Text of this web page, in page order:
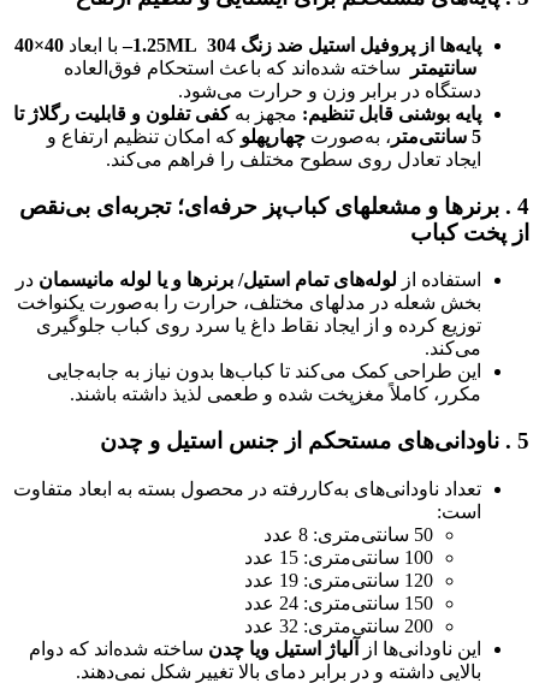
پایه‌ها از پروفیل استیل ضد زنگ 304 با ابعاد 40×40
سانتیمتر
ساخته شده‌اند که باعث استحکام فوق‌العاده
دستگاه در برابر وزن و حرارت می‌شود.
پایه بوشنی قابل تنظیم: مجهز بهکفی تفلون و قابلیت رگلاژ تا
5 سانتی‌متر
، به‌صورت چهارپهلو که امکان تنظیم ارتفاع و
ایجاد تعادل روی سطوح مختلف را فراهم می‌کند.
4
. برنرها و مشعلهای کباب‌پز حرفه‌ای؛ تجربه‌ای بی‌نقص
از پخت کباب
استفاده از لوله‌های تمام استیل/ برنرها و یا لوله مانیسمان در
بخش شعله در مدلهای مختلف، حرارت را به‌صورت یکنواخت
توزیع کرده و از ایجاد نقاط داغ یا سرد روی کباب جلوگیری
می‌کند.
این طراحی کمک می‌کند تا کباب‌ها بدون نیاز به جابه‌جایی
مکرر، کاملاً مغزپخت شده و طعمی لذیذ داشته باشند.
5
. ناودانی‌های مستحکم از جنس استیل و چدن
تعداد ناودانی‌های به‌کاررفته در محصول بسته به ابعاد متفاوت
است:
50 سانتی‌متری: 8 عدد
100 سانتی‌متری: 15 عدد
120 سانتی‌متری: 19 عدد
150 سانتی‌متری: 24 عدد
200 سانتی‌متری: 32 عدد
این ناودانی‌ها از
آلیاژ استیل ویا چدن ساخته شده‌اند که دوام
بالایی داشته و در برابر دمای بالا تغییر شکل نمی‌دهند.